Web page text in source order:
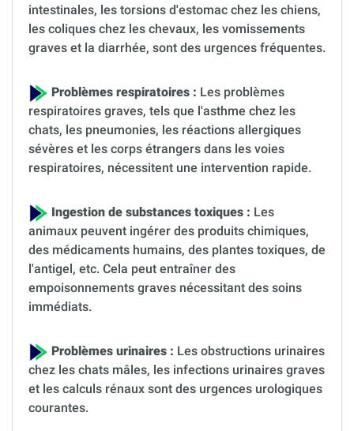
intestinales, les torsions d'estomac chez les chiens,
les coliques chez les chevaux, les vomissements
graves et la diarrhée, sont des urgences fréquentes.
Problèmes respiratoires : Les problèmes
respiratoires graves, tels que l'asthme chez les
chats, les pneumonies, les réactions allergiques
sévères et les corps étrangers dans les voies
respiratoires, nécessitent une intervention rapide.
Ingestion de substances toxiques : Les
animaux peuvent ingérer des produits chimiques,
des médicaments humains, des plantes toxiques, de
l'antigel, etc. Cela peut entraîner des
empoisonnements graves nécessitant des soins
immédiats.
Problèmes urinaires : Les obstructions urinaires
chez les chats mâles, les infections urinaires graves
et les calculs rénaux sont des urgences urologiques
courantes.